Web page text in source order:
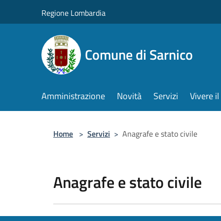
Regione Lombardia
Comune di Sarnico
Amministrazione Novità Servizi Vivere
Home > Servizi > Anagrafe e stato civile
Anagrafe e stato civile